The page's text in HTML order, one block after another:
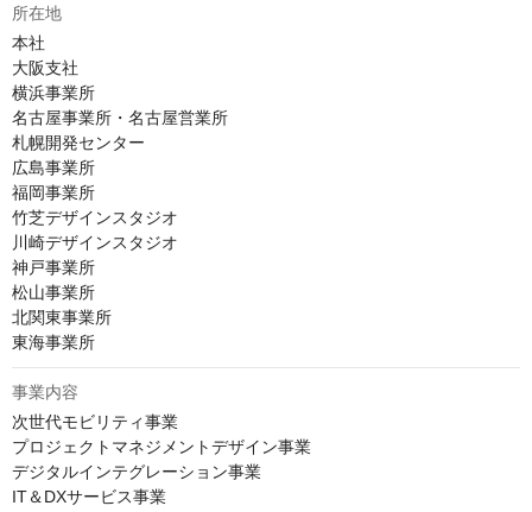
所在地
本社
大阪支社
横浜事業所
名古屋事業所・名古屋営業所
札幌開発センター
広島事業所
福岡事業所
竹芝デザインスタジオ
川崎デザインスタジオ
神戸事業所
松山事業所
北関東事業所
東海事業所
事業内容
次世代モビリティ事業
プロジェクトマネジメントデザイン事業
デジタルインテグレーション事業
IT＆DXサービス事業